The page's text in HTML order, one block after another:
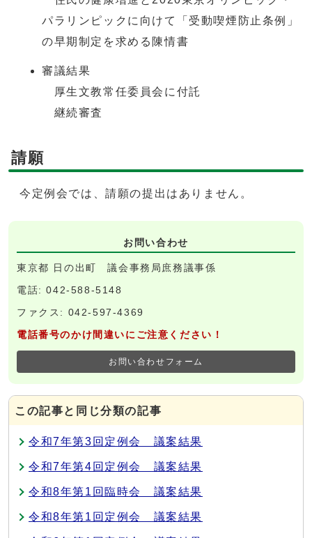
パラリンピックに向けて「受動喫煙防止条例」
の早期制定を求める陳情書
審議結果
厚生文教常任委員会に付託
継続審査
請願
今定例会では、請願の提出はありません。
お問い合わせ
東京都 日の出町 議会事務局庶務議事係
電話: 042-588-5148
ファクス: 042-597-4369
電話番号のかけ間違いにご注意ください！
お問い合わせフォーム
この記事と同じ分類の記事
令和7年第3回定例会 議案結果
令和7年第4回定例会 議案結果
令和8年第1回臨時会 議案結果
令和8年第1回定例会 議案結果